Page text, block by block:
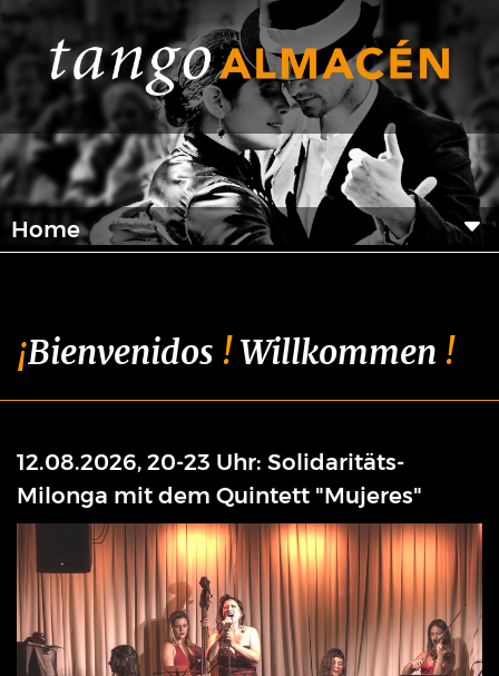
Home
¡Bienvenidos !Willkommen !
12.08.2026, 20-23 Uhr: Solidaritäts-
Milonga mit dem Quintett "Mujeres"